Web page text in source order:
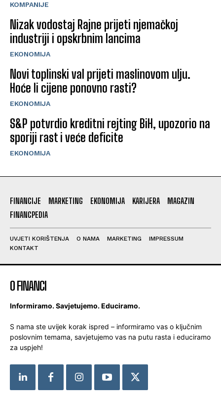
KOMPANIJE
Nizak vodostaj Rajne prijeti njemačkoj
industriji i opskrbnim lancima
EKONOMIJA
Novi toplinski val prijeti maslinovom ulju.
Hoće li cijene ponovno rasti?
EKONOMIJA
S&P potvrdio kreditni rejting BiH, upozorio na
sporiji rast i veće deficite
EKONOMIJA
FINANCIJE MARKETING EKONOMIJA KARIJERA
MAGAZIN
FINANCPEDIA
UVJETI KORIŠTENJA O NAMA MARKETING
IMPRESSUM
KONTAKT
O FINANCI
Informiramo. Savjetujemo. Educiramo.
S nama ste uvijek korak ispred – informiramo vas o ključnim
poslovnim temama, savjetujemo vas na putu rasta i educiramo
za uspjeh!